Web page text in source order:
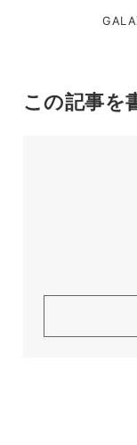
この記事を